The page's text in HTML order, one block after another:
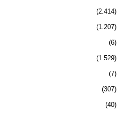
2.414
1.207
6
1.529
7
307
40